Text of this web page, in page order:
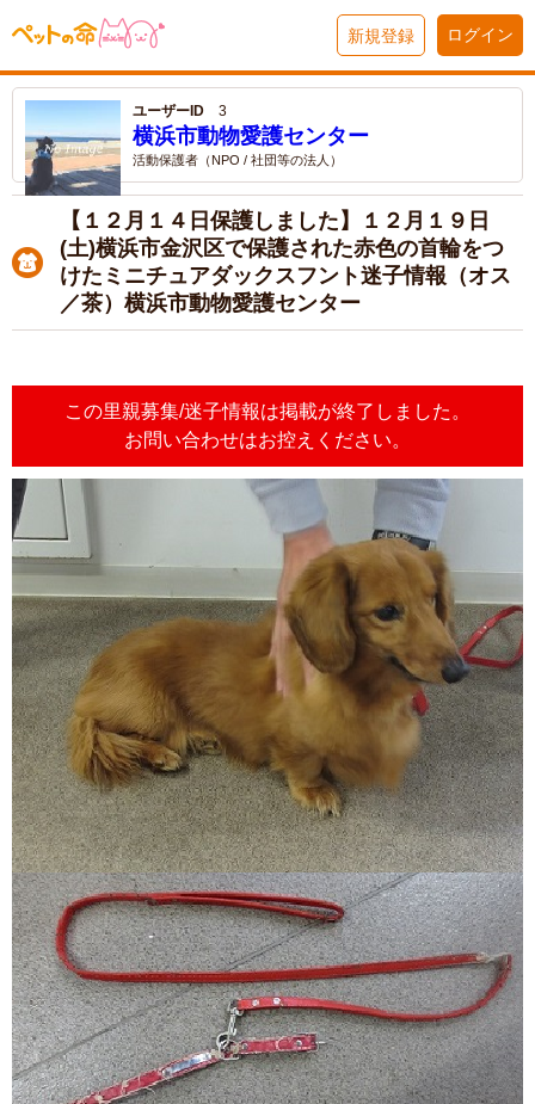
新規登録 ログイン
ユーザーID 3
横浜市動物愛護センター
活動保護者（NPO / 社団等の法人）
【１２月１４日保護しました】１２月１９日
(土)横浜市金沢区で保護された赤色の首輪をつ
けたミニチュアダックスフント迷子情報（オス
／茶）横浜市動物愛護センター
この里親募集/迷子情報は掲載が終了しました。
お問い合わせはお控えください。